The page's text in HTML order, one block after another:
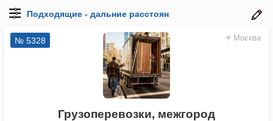
Москва
№ 5328
Грузоперевозки, межгород